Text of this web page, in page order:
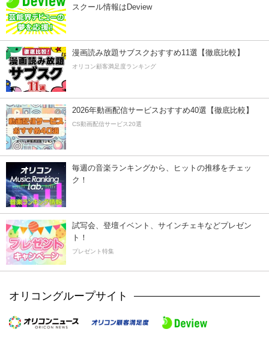
スクール情報はDeview
漫画読み放題サブスクおすすめ11選【徹底比較】
オリコン顧客満足度ランキング
2026年動画配信サービスおすすめ40選【徹底比較】
CS動画配信サービス20選
毎週の音楽ランキングから、ヒットの推移をチェッ
ク！
試写会、登壇イベント、サインチェキなどプレゼン
ト！
プレゼント特集
オリコングループサイト